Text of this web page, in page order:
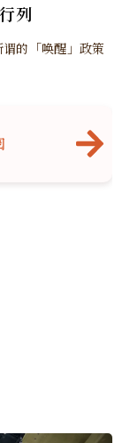
列
的「唤醒」政策